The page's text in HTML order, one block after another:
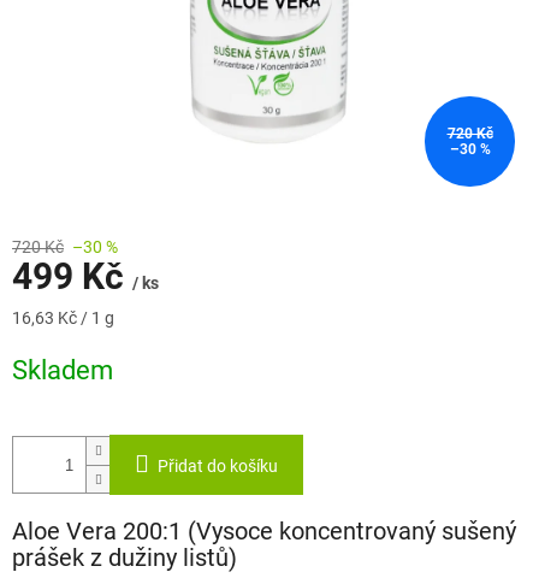
720 Kč
–30 %
720 Kč –30 %
499 Kč / ks
Měrná
16,63 Kč / 1 g
Skladem
Přidat do košíku
Aloe Vera 200:1 (Vysoce koncentrovaný sušený
prášek z dužiny listů)